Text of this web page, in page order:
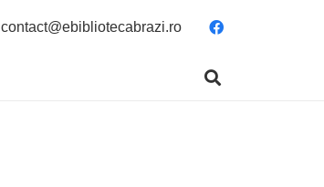
contact@ebibliotecabrazi.ro